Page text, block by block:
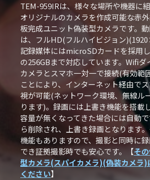
TEM-959IRは、様々な場所や機器に
オリジナルのカメラを作成可能な赤
板完成ユニット偽装型カメラです。
は、フルHD(フルハイビジョン
記録媒体にはmicroSDカードを採用
の256GBまで対応しています。Wifiダ
カメラとスマホ一対一で接続(有効範
ことにより、インターネット経由で
視が可能(ネットワーク環境、無線ル
ります)。録画には上書き機能を搭載
容量が無くなってきた場合には自動
ら削除され、上書き録画となります
機能もありますので、撮影と同時に
でき証拠撮影時でも安心です。【そ
型カメラ(スパイカメラ)(偽装カメラ)
ください】